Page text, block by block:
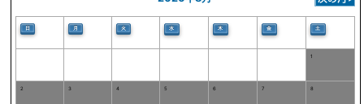
日 月 火 水 木 金 土
1
2 3 4 5 6 7 8